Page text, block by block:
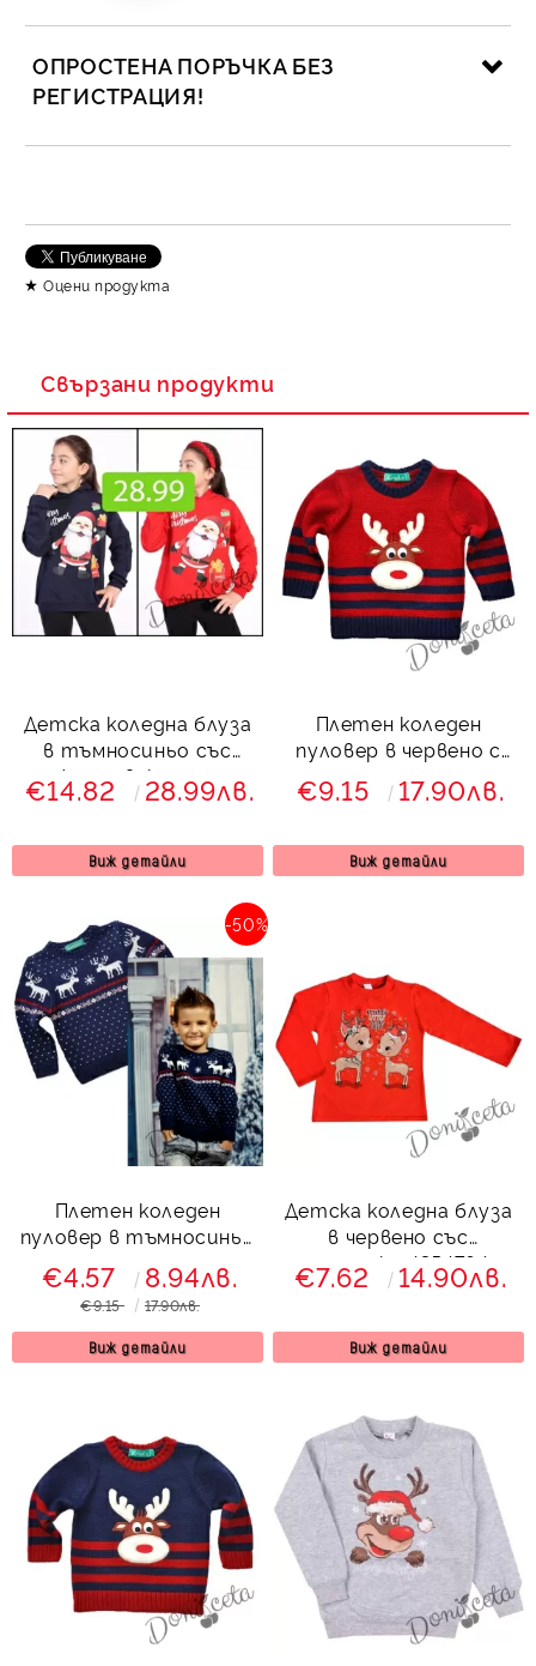
ОПРОСТЕНА ПОРЪЧКА БЕЗ
РЕГИСТРАЦИЯ!
Съгласен съм с
Оцени продукта
Свързани продукти
Детска коледна блуза
в тъмносиньо със
снежен човек и надпис
€14.82 28.99лв.
Виж детайли
Плетен коледен
пуловер в червено с
еленче
€9.15 17.90лв.
Виж детайли
Плетен коледен
пуловер в тъмносиньо
с еленчета
-50%
€4.57 8.94лв.
€9.15 17.90лв.
Виж детайли
Детска коледна блуза
в червено със
сърнички 4354764
€7.62 14.90лв.
Виж детайли